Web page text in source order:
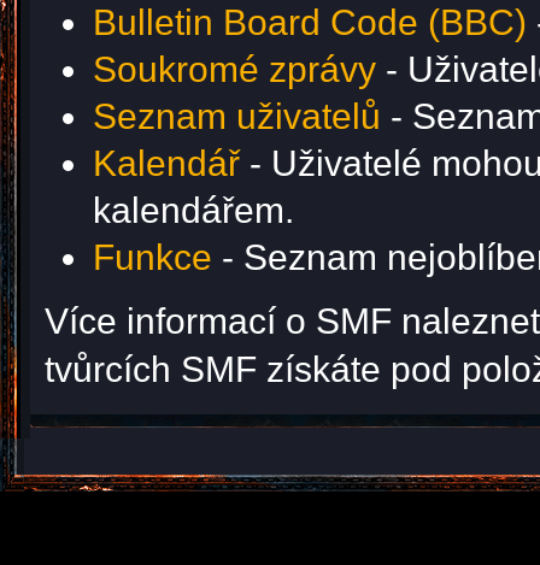
Bulletin Board Code (BBC)
Soukromé zprávy -
Seznam uživatelů -
Kalendář- Uživatelé
kalendářem.
Funkce - Seznam
Více informací o SMF
tvůrcích SMF získáte pod